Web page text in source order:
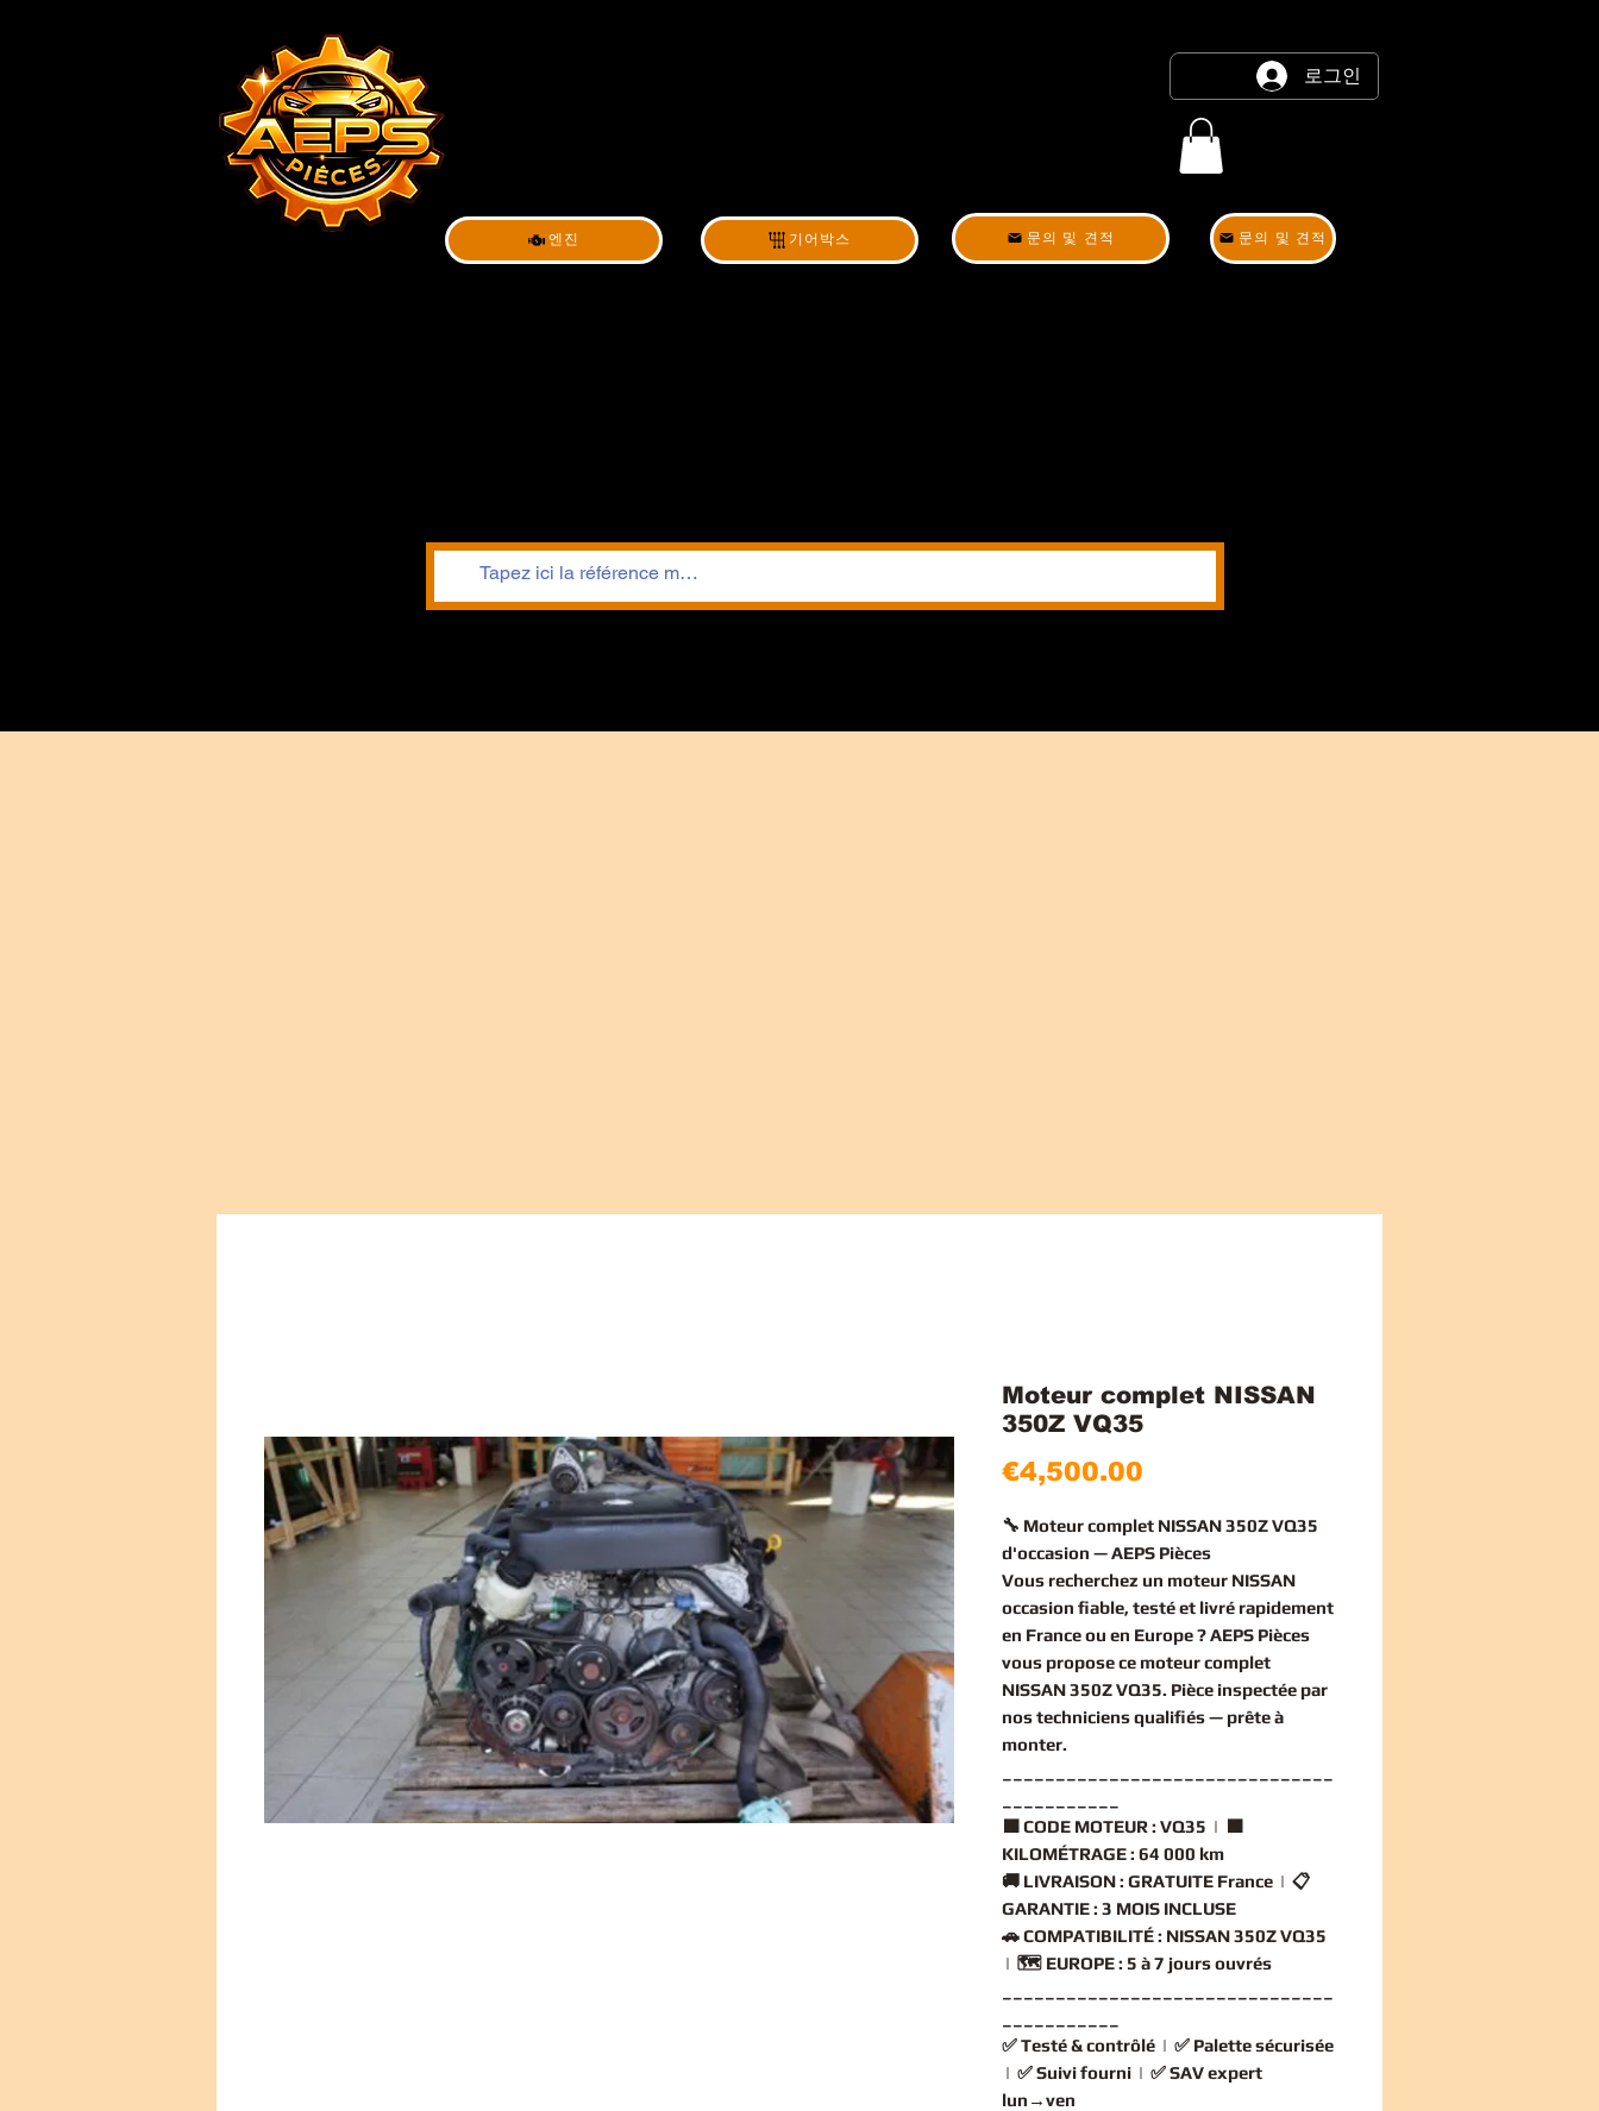
엔진 기어박스
로그인
문의 및 견적 문의 및 견적
Moteur complet NISSAN
350Z VQ35
€4,500.00
🔧 Moteur complet NISSAN 350Z VQ35
d'occasion — AEPS Pièces
Vous recherchez un moteur NISSAN
occasion fiable, testé et livré rapidement
en France ou en Europe ? AEPS Pièces
vous propose ce moteur complet
NISSAN 350Z VQ35. Pièce inspectée par
nos techniciens qualifiés — prête à
monter.
🟧CODE MOTEUR : VQ35 | 🟧
KILOMÉTRAGE : 64 000 km
🚚 LIVRAISON : GRATUITE France | 📋
GARANTIE : 3 MOIS INCLUSE
🚗COMPATIBILITÉ : NISSAN 350Z VQ35
| 🗺️ EUROPE : 5 à 7 jours ouvrés
✅Testé & contrôlé | ✅ Palette sécurisée
| ✅Suivi fourni | ✅SAV expert
lun→ven